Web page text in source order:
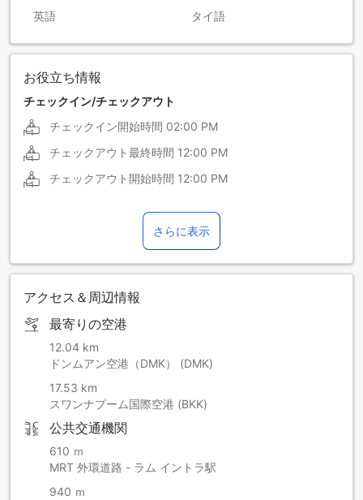
英語 タイ語
お役立ち情報
チェックイン/チェックアウト
チェックイン開始時間 02:00 PM
チェックアウト最終時間 12:00 PM
チェックアウト開始時間 12:00 PM
さらに表示
アクセス＆周辺情報
最寄りの空港
12.04 km
ドンムアン空港（DMK） (DMK)
17.53 km
スワンナプーム国際空港 (BKK)
公共交通機関
610 ｍ
MRT 外環道路 - ラム イントラ駅
940 ｍ